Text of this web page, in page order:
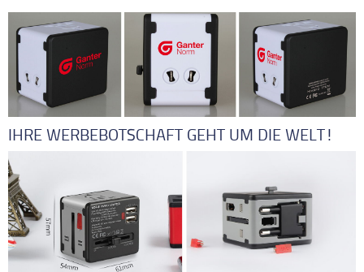
IHRE WERBEBOTSCHAFT GEHT UM DIE WELT!